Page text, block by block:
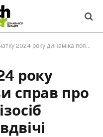
року динаміка появи справ про банкрутство фізосіб прискорилася вдвічі
року
справ про